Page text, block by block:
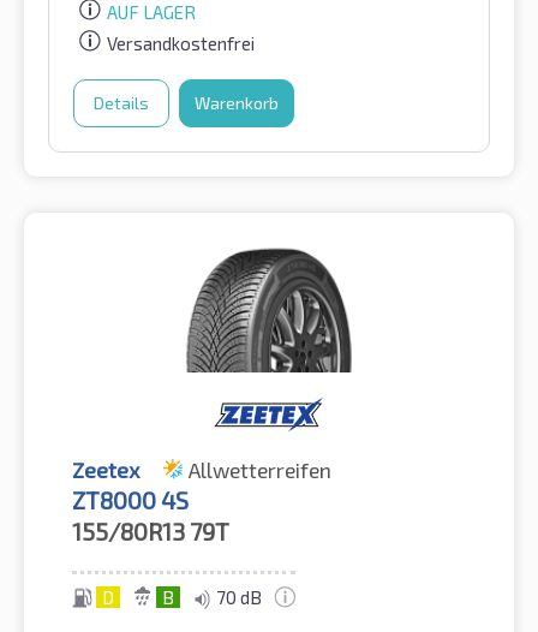
AUF LAGER
Versandkostenfrei
Details Warenkorb
Zeetex Allwetterreifen
ZT8000 4S
155/80R13 79T
D B 70 dB